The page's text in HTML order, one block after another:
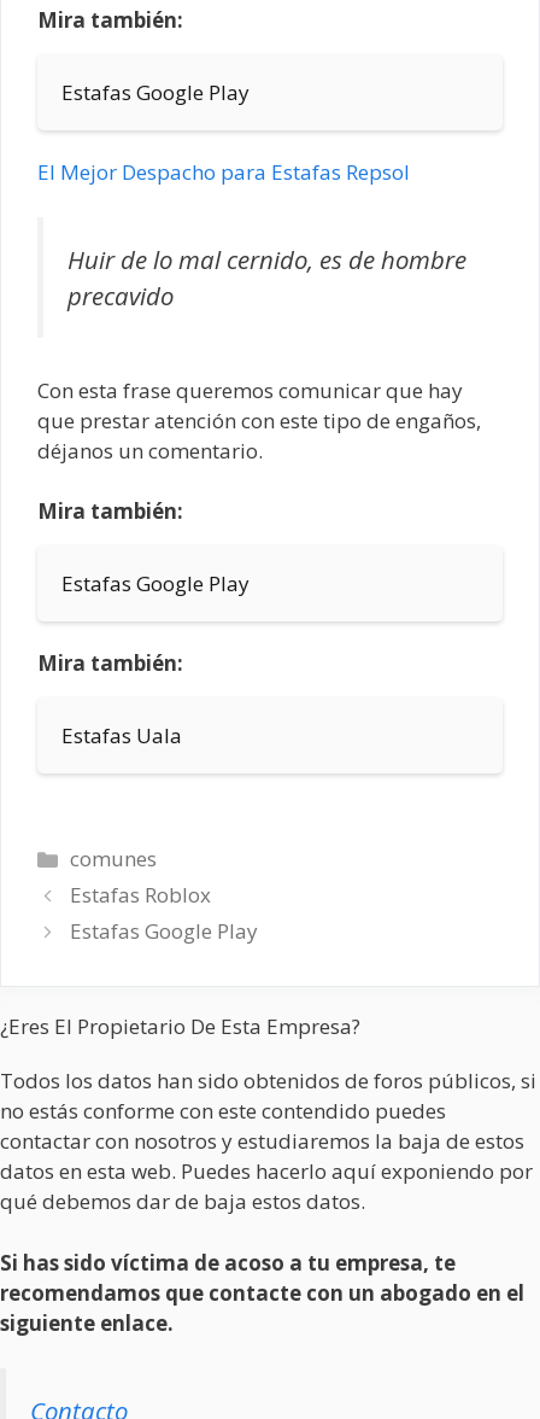
Mira también:
Estafas Google Play
El Mejor Despacho para Estafas Repsol
Huir de lo mal cernido, es de hombre
precavido
Con esta frase queremos comunicar que hay
que prestar atención con este tipo de engaños,
déjanos un comentario.
Mira también:
Estafas Google Play
Mira también:
Estafas Uala
Categorías
comunes
Estafas Roblox
Estafas Google Play
¿Eres El Propietario De Esta Empresa?
Todos los datos han sido obtenidos de foros públicos, si
no estás conforme con este contendido puedes
contactar con nosotros y estudiaremos la baja de estos
datos en esta web. Puedes hacerlo aquí exponiendo por
qué debemos dar de baja estos datos.
Si has sido víctima de acoso a tu empresa, te
recomendamos que contacte con un abogado en el
siguiente enlace.
Contacto